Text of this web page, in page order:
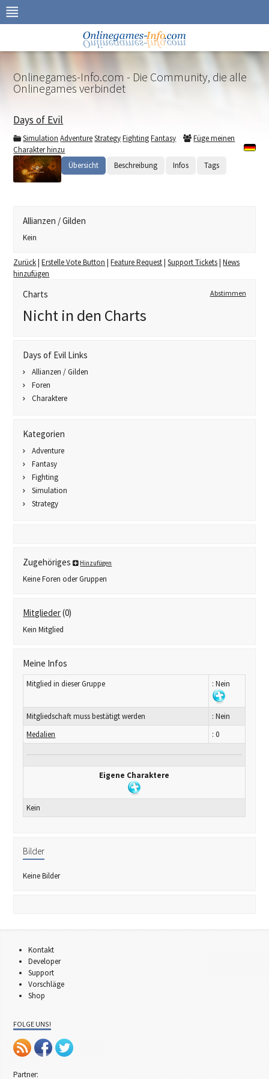
Zur
Navigation
Inhalt
Onlinegames-Info.com - Die Community, die alle
Onlinegames verbindet
Days of Evil
Simulation AdventureStrategyFightingFantasy
Füge meinen
Charakter hinzu
Übersicht
Beschreibung Infos Tags
Allianzen / Gilden
Kein
Zurück|Erstelle Vote Button |Feature Request|Support Tickets|News
hinzufügen
Charts Abstimmen
Nicht in den Charts
Days of Evil Links
Allianzen / Gilden
Foren
Charaktere
Kategorien
Adventure
Fantasy
Fighting
Simulation
Strategy
Zugehöriges Hinzufügen
Keine Foren oder Gruppen
Mitglieder(0)
Kein Mitglied
Meine Infos
Mitglied in dieser Gruppe : Nein
Mitgliedschaft muss bestätigt werden
: Nein
Medalien
: 0
Eigene Charaktere
Kein
Bilder
Keine Bilder
Kontakt
Developer
Support
Vorschläge
Shop
FOLGE UNS!
Partner: